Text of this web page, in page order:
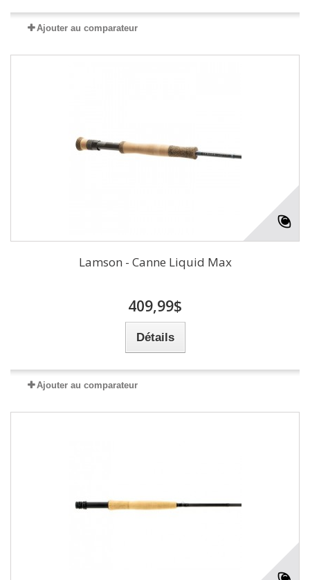
Ajouter au comparateur
Lamson - Canne Liquid Max
409,99$
Détails
Ajouter au comparateur